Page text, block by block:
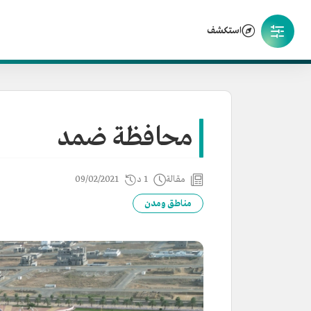
استكشف
محافظة ضمد
مقالة 1 د 09/02/2021
مناطق ومدن